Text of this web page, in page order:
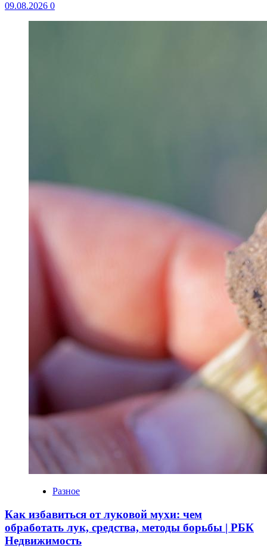
09.08.2026 0
Разное
Как избавиться от луковой мухи: чем
обработать лук, средства, методы борьбы | РБК
Недвижимость